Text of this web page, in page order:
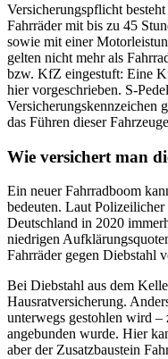
Versicherungspflicht
Fahrräder mit bis zu 45
sowie mit einer
gelten nicht mehr als
bzw. KfZ eingestuft: Eine
hier vorgeschrieben. S-
Versicherungskennzeichen
das Führen dieser
Wie versichert man
Ein neuer Fahrradboom
bedeuten. Laut
Deutschland in 2020
niedrigen
Fahrräder gegen Diebstahl
Bei Diebstahl aus dem
Hausratversicherung.
unterwegs gestohlen wird
angebunden wurde. Hier
aber der Zusatzbaustein